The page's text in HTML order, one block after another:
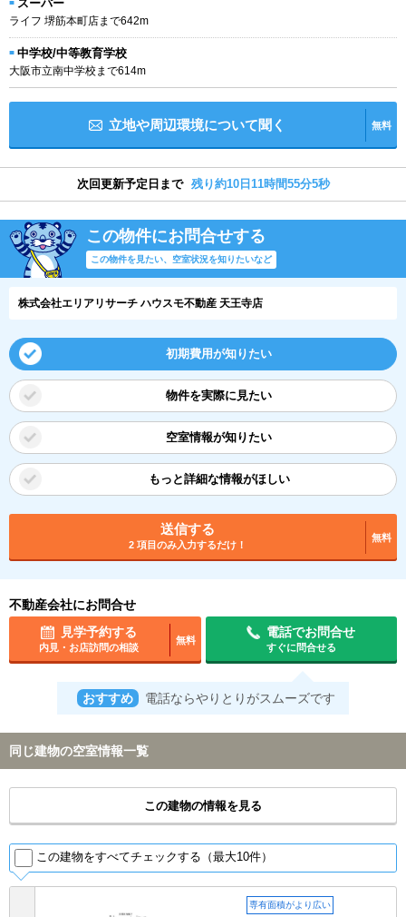
スーパー
ライフ 堺筋本町店まで642m
中学校/中等教育学校
大阪市立南中学校まで614m
立地や周辺環境について聞く 無料
次回更新予定日まで 残り約10日11時間55分5秒
この物件にお問合せする
この物件を見たい、空室状況を知りたいなど
株式会社エリアリサーチ ハウスモ不動産 天王寺店
初期費用が知りたい
物件を実際に見たい
空室情報が知りたい
もっと詳細な情報がほしい
送信する
2 項目のみ入力するだけ！
無料
不動産会社にお問合せ
見学予約する
内見・お店訪問の相談
無料
電話でお問合せ
すぐに問合せる
おすすめ 電話ならやりとりがスムーズです
同じ建物の空室情報一覧
この建物の情報を見る
この建物をすべてチェックする（最大10件）
専有面積がより広い